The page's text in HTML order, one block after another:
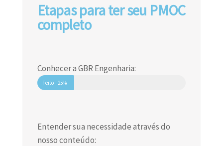
Etapas para ter seu PMOC
completo
Conhecer a GBR Engenharia:
Feito 25%
Entender sua necessidade através do
nosso conteúdo: